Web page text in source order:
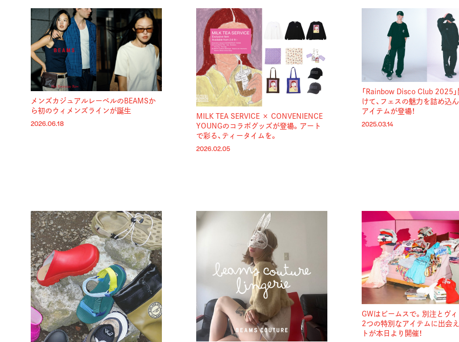
メンズカジュアルレーベルのBEAMSか
ら初のウィメンズラインが誕生
2026.06.18
MILK TEA SERVICE × CONVENIENCE
YOUNGのコラボグッズが登場。アート
で彩る、ティータイムを。
2026.02.05
「Rainbow Disco Club 2025
けて、フェスの魅力を詰め込
アイテムが登場！
2025.03.14
GWはビームスで。別注とヴィ
2つの特別なアイテムに出会
トが本日より開催！